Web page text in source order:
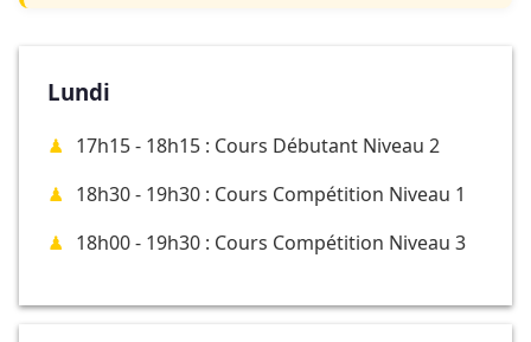
Lundi
17h15 - 18h15 : Cours Débutant Niveau 2
18h30 - 19h30 : Cours Compétition Niveau 1
18h00 - 19h30 : Cours Compétition Niveau 3